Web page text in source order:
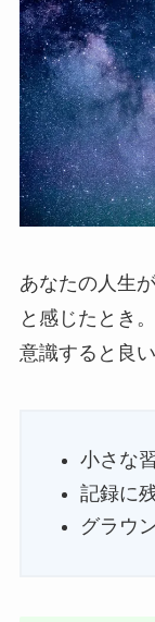
あなたの人生
と感じたとき。
意識すると良
小さな
記録に
グラウ